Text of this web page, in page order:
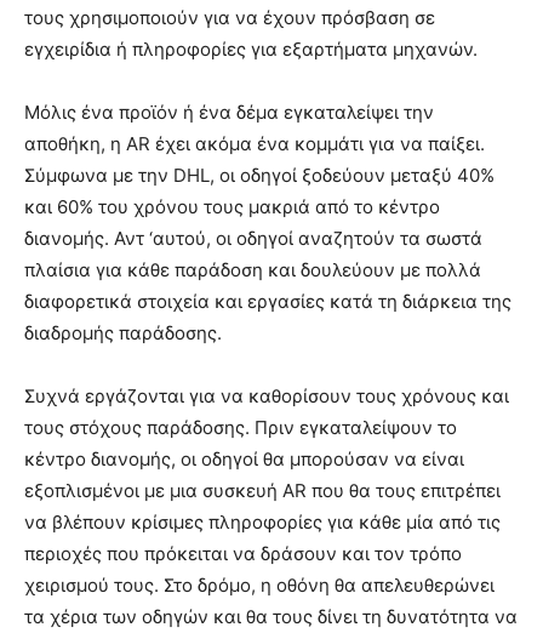
τους χρησιμοποιούν για να έχουν πρόσβαση σε
εγχειρίδια ή πληροφορίες για εξαρτήματα μηχανών.
Μόλις ένα προϊόν ή ένα δέμα εγκαταλείψει την
αποθήκη, η AR έχει ακόμα ένα κομμάτι για να παίξει.
Σύμφωνα με την DHL, οι οδηγοί ξοδεύουν μεταξύ 40%
και 60% του χρόνου τους μακριά από το κέντρο
διανομής. Αντ ‘αυτού, οι οδηγοί αναζητούν τα σωστά
πλαίσια για κάθε παράδοση και δουλεύουν με πολλά
διαφορετικά στοιχεία και εργασίες κατά τη διάρκεια της
διαδρομής παράδοσης.
Συχνά εργάζονται για να καθορίσουν τους χρόνους και
τους στόχους παράδοσης. Πριν εγκαταλείψουν το
κέντρο διανομής, οι οδηγοί θα μπορούσαν να είναι
εξοπλισμένοι με μια συσκευή AR που θα τους επιτρέπει
να βλέπουν κρίσιμες πληροφορίες για κάθε μία από τις
περιοχές που πρόκειται να δράσουν και τον τρόπο
χειρισμού τους. Στο δρόμο, η οθόνη θα απελευθερώνει
τα χέρια των οδηγών και θα τους δίνει τη δυνατότητα να